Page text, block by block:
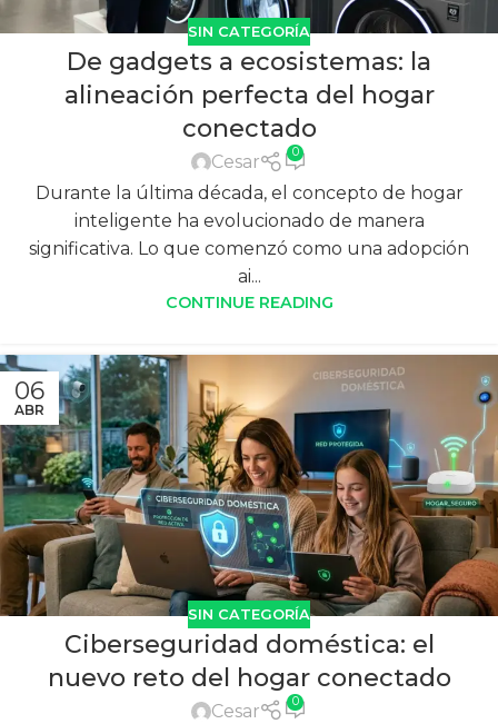
SIN CATEGORÍA
De gadgets a ecosistemas: la
alineación perfecta del hogar
conectado
Cesar 0
Durante la última década, el concepto de hogar
inteligente ha evolucionado de manera
significativa. Lo que comenzó como una adopción
ai...
CONTINUE READING
06
ABR
SIN CATEGORÍA
Ciberseguridad doméstica: el
nuevo reto del hogar conectado
Cesar 0